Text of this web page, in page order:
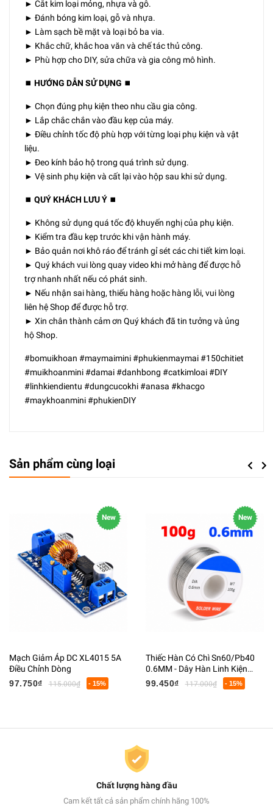
► Cắt kim loại mỏng, nhựa và gỗ.
► Đánh bóng kim loại, gỗ và nhựa.
► Làm sạch bề mặt và loại bỏ ba via.
► Khắc chữ, khắc hoa văn và chế tác thủ công.
► Phù hợp cho DIY, sửa chữa và gia công mô hình.
⏹️ HƯỚNG DẪN SỬ DỤNG ⏹️
► Chọn đúng phụ kiện theo nhu cầu gia công.
► Lắp chắc chắn vào đầu kẹp của máy.
► Điều chỉnh tốc độ phù hợp với từng loại phụ kiện và vật
liệu.
► Đeo kính bảo hộ trong quá trình sử dụng.
► Vệ sinh phụ kiện và cất lại vào hộp sau khi sử dụng.
⏹️ QUÝ KHÁCH LƯU Ý ⏹️
► Không sử dụng quá tốc độ khuyến nghị của phụ kiện.
► Kiểm tra đầu kẹp trước khi vận hành máy.
► Bảo quản nơi khô ráo để tránh gỉ sét các chi tiết kim loại.
► Quý khách vui lòng quay video khi mở hàng để được hỗ
trợ nhanh nhất nếu có phát sinh.
► Nếu nhận sai hàng, thiếu hàng hoặc hàng lỗi, vui lòng
liên hệ Shop để được hỗ trợ.
► Xin chân thành cảm ơn Quý khách đã tin tưởng và ủng
hộ Shop.
#bomuikhoan #maymaimini #phukienmaymai #150chitiet
#muikhoanmini #damai #danhbong #catkimloai #DIY
#linhkiendientu #dungcucokhi #anasa #khacgo
#maykhoanmini #phukienDIY
Sản phẩm cùng loại Previous
New
Mạch Giảm Áp DC XL4015 5A
Điều Chỉnh Dòng
97.750₫
115.000₫ - 15%
New
Thiếc Hàn Có Chì Sn60/Pb40
0.6MM - Dây Hàn Linh Kiện
Điện Tử Có Lõi Flux
99.450₫ 117.000₫ - 15%
Next
Chất lượng hàng đầu
Cam kết tất cả sản phẩm chính hãng 100%